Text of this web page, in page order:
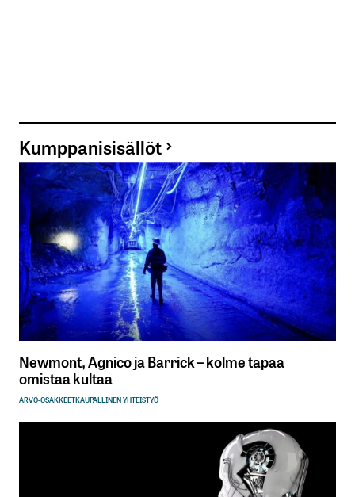
Kumppanisisällöt
Newmont, Agnico ja Barrick – kolme tapaa
omistaa kultaa
ARVO-OSAKKEETKAUPALLINEN YHTEISTYÖ